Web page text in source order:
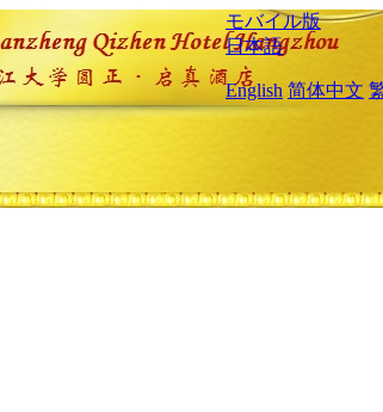
モバイル版
日本語
English 简体中文